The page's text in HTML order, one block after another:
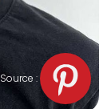
: